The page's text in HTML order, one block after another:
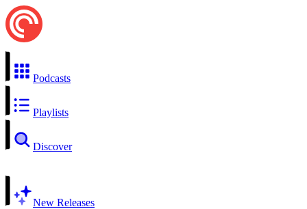
Podcasts
Playlists
Discover
New Releases